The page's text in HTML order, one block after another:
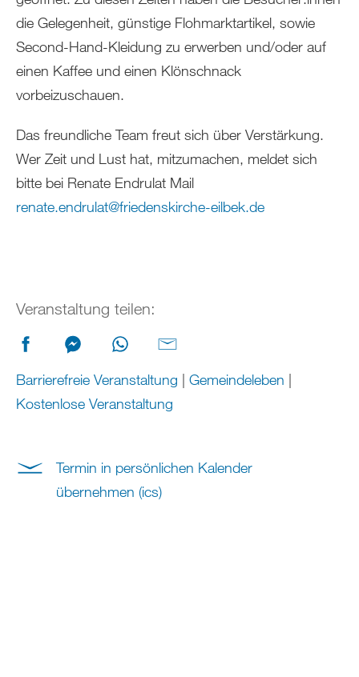
die Gelegenheit, günstige Flohmarktartikel, sowie
Second-Hand-Kleidung zu erwerben und/oder auf
einen Kaffee und einen Klönschnack
vorbeizuschauen.
Das freundliche Team freut sich über Verstärkung.
Wer Zeit und Lust hat, mitzumachen, meldet sich
bitte bei Renate Endrulat Mail
renate.endrulat@friedenskirche-eilbek.de
Veranstaltung teilen:
Barrierefreie Veranstaltung | Gemeindeleben |
Kostenlose Veranstaltung
Termin in persönlichen Kalender
übernehmen (ics)